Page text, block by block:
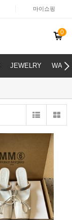
마이쇼핑
0
JEWELRY